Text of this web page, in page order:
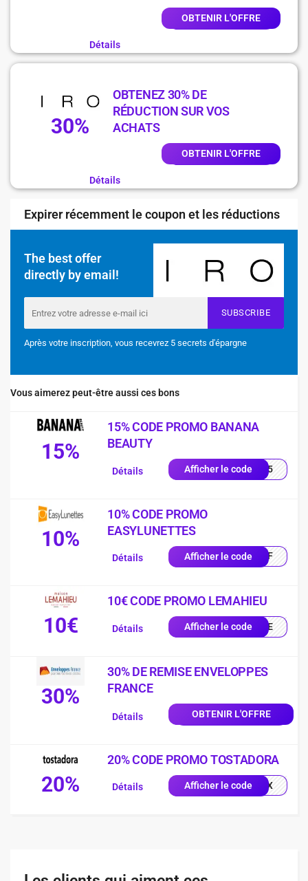
OBTENIR L'OFFRE
Détails
30%
OBTENEZ 30% DE
RÉDUCTION SUR VOS
ACHATS
OBTENIR L'OFFRE
Détails
Expirer récemment le coupon et les réductions
The best offer
directly by email!
SUBSCRIBE
Après votre inscription, vous recevrez 5 secrets d'épargne
Vous aimerez peut-être aussi ces bons
15%
15% CODE PROMO BANANA
BEAUTY
Afficher le codeNA15
Détails
10%
10% CODE PROMO
EASYLUNETTES
Afficher le code0OFF
Détails
10€
10€ CODE PROMO LEMAHIEU
Afficher le codeILLE
Détails
30%
30% DE REMISE ENVELOPPES
FRANCE
OBTENIR L'OFFRE
Détails
20%
20% CODE PROMO TOSTADORA
Afficher le code0X1X
Détails